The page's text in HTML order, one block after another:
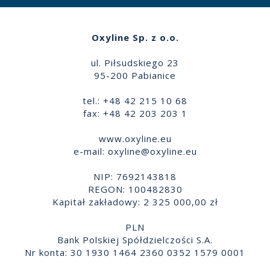
Oxyline Sp. z o.o.
ul. Piłsudskiego 23
95-200 Pabianice
tel.: +48 42 215 10 68
fax: +48 42 203 203 1
www.oxyline.eu
e-mail: oxyline@oxyline.eu
NIP: 7692143818
REGON: 100482830
Kapitał zakładowy: 2 325 000,00 zł
PLN
Bank Polskiej Spółdzielczości S.A.
Nr konta: 30 1930 1464 2360 0352 1579 0001